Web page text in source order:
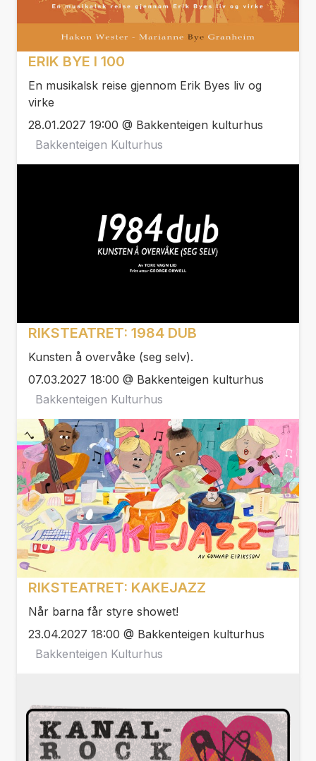
ERIK BYE I 100
En musikalsk reise gjennom Erik Byes liv og
virke
28.01.2027 19:00 @ Bakkenteigen kulturhus
Bakkenteigen Kulturhus
RIKSTEATRET: 1984 DUB
Kunsten å overvåke (seg selv).
07.03.2027 18:00 @ Bakkenteigen kulturhus
Bakkenteigen Kulturhus
RIKSTEATRET: KAKEJAZZ
Når barna får styre showet!
23.04.2027 18:00 @ Bakkenteigen kulturhus
Bakkenteigen Kulturhus